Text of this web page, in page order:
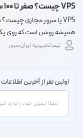
VPS چیست؟ صفر تا ۱۰۰ سرور مجازی به زبان ساده + مثال
همیشه روشن است که روی
تیم تحریریه ایران‌سرور
اولین نفر از آخرین